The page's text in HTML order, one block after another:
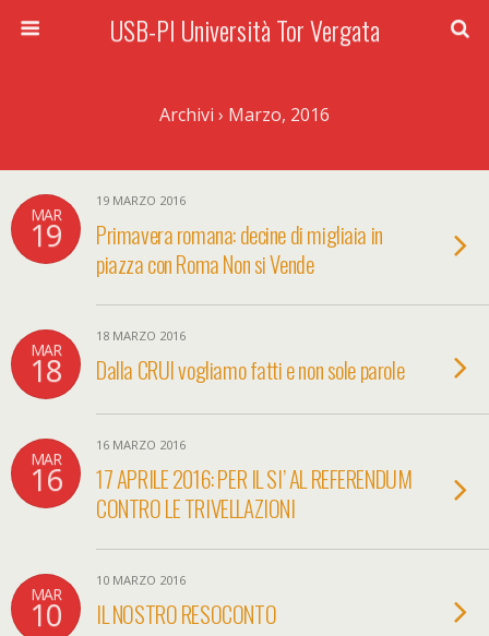
USB-PI Università Tor Vergata
Archivi › Marzo, 2016
MAR
19
19 MARZO 2016
Primavera romana: decine di migliaia in
piazza con Roma Non si Vende
MAR
18
18 MARZO 2016
Dalla CRUI vogliamo fatti e non sole parole
MAR
16
16 MARZO 2016
17 APRILE 2016: PER IL SI’ AL REFERENDUM
CONTRO LE TRIVELLAZIONI
MAR
10
10 MARZO 2016
IL NOSTRO RESOCONTO